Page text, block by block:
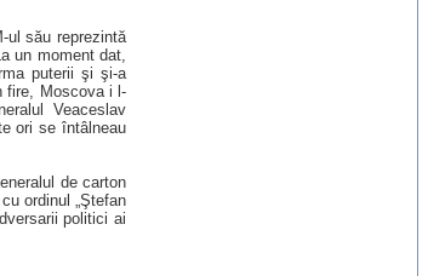
ul său reprezintă
un moment dat,
puterii şi şi-a
fire, Moscova i l-
Veaceslav
ori se întâlneau
de carton
ordinul „Ştefan
politici ai